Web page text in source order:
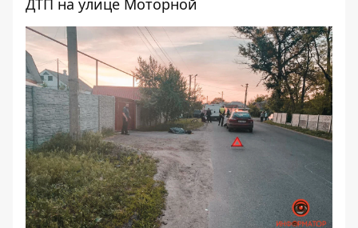
ДТП на улице Моторной